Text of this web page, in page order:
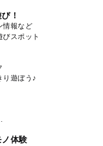
！
情報など
スポット
り遊ぼう♪
体験